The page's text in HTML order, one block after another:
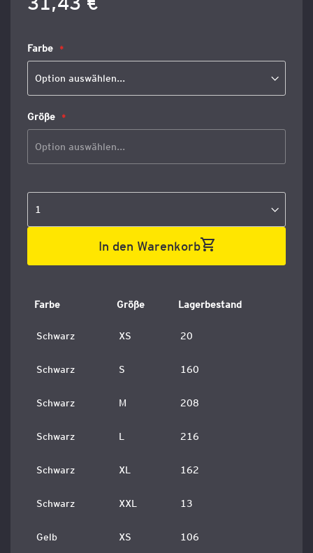
Farbe
Größe
In den Warenkorb
Farbe Größe Lagerbestand
Schwarz XS 20
Schwarz S 160
Schwarz M 208
Schwarz L 216
Schwarz XL 162
Schwarz XXL 13
Gelb XS 106